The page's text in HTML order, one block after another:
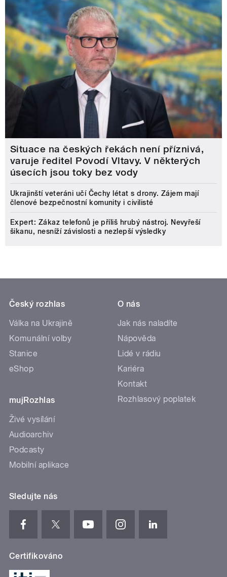
Situace na českých řekách není příznivá,
varuje ředitel Povodí Vltavy. V některých
úsecích jsou toky bez vody
Ukrajinští veteráni učí Čechy létat s drony. Zájem mají
členové bezpečnostní komunity i civilisté
Expert: Zákaz telefonů je příliš hrubý nástroj. Nevyřeší
šikanu, nesníží závislosti a nezlepší výsledky
Český rozhlas
Válka na Ukrajině
Komunální volby
Stanice
eShop
mujRozhlas
Živé vysílání
Audioarchiv
Podcasty
Mobilní aplikace
O nás
Jak nás naladíte
Nápověda
Lidé v rádiu
Kariéra
Kontakt
Rozhlasový poplatek
Sledujte nás
Certifikováno